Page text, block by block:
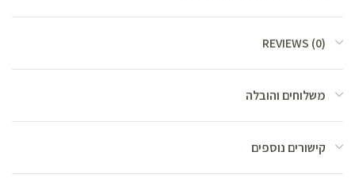
REVIEWS (0)
משלוחים והובלה
קישורים נוספים